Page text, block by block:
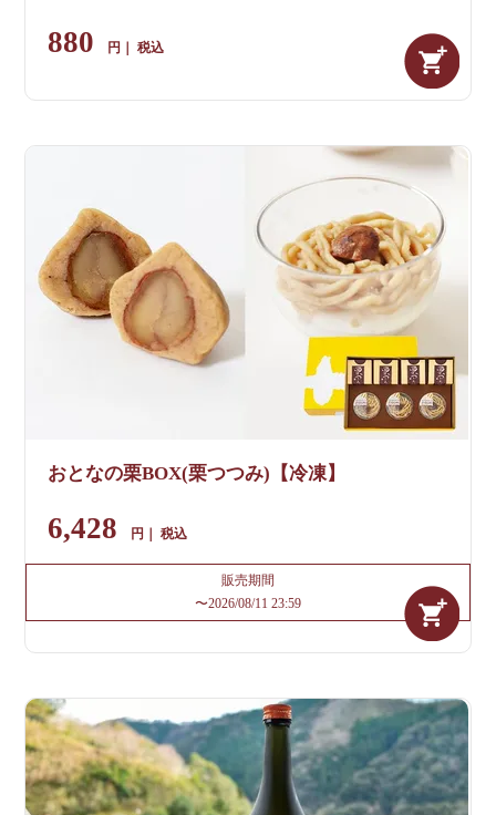
880 税込
おとなの栗BOX(栗つつみ)【冷凍】
6,428 税込
販売期間
〜2026/08/11 23:59